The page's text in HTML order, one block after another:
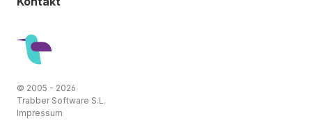
© 2005 - 2026
Trabber Software S.L.
Impressum